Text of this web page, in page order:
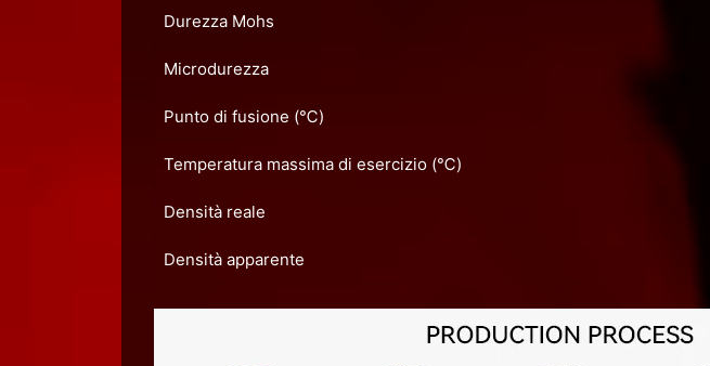
Durezza Mohs
Microdurezza
Punto di fusione (℃)
Temperatura massima di esercizio (℃)
Densità reale
Densità apparente